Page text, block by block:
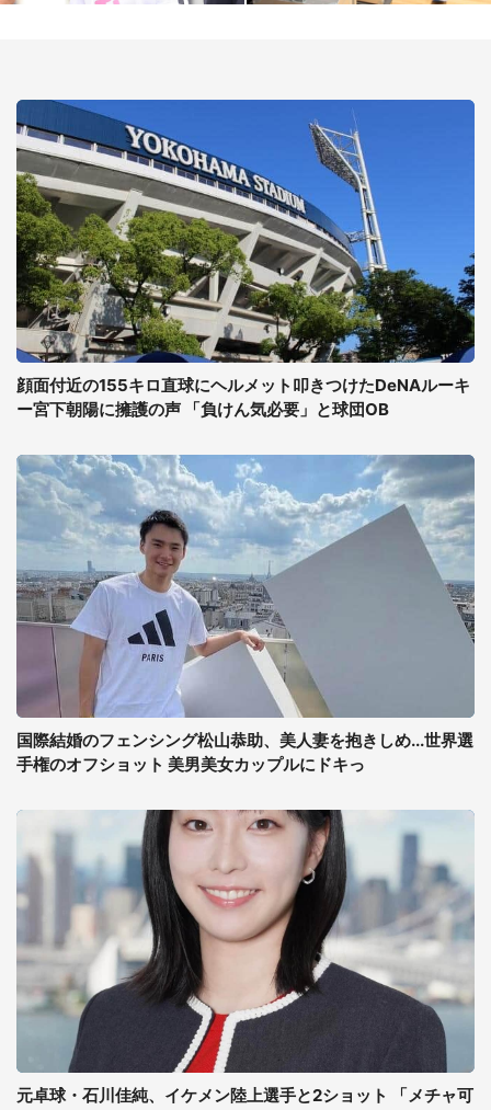
顔面付近の155キロ直球にヘルメット叩きつけたDeNAルーキ
ー宮下朝陽に擁護の声 「負けん気必要」と球団OB
国際結婚のフェンシング松山恭助、美人妻を抱きしめ...世界選
手権のオフショット 美男美女カップルにドキっ
元卓球・石川佳純、イケメン陸上選手と2ショット 「メチャ可